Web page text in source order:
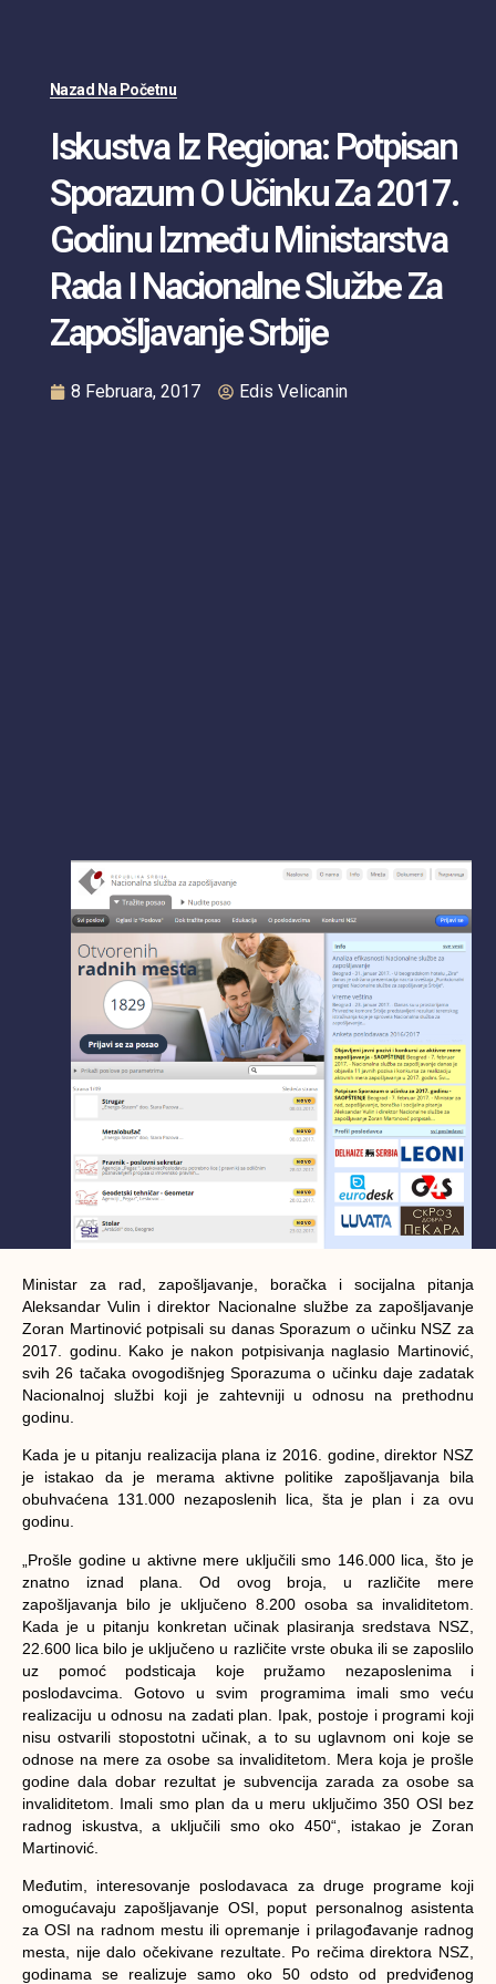
Nazad Na Početnu
Iskustva Iz Regiona: Potpisan
Sporazum O Učinku Za 2017.
Godinu Između Ministarstva
Rada I Nacionalne Službe Za
Zapošljavanje Srbije
8 Februara, 2017 Edis Velicanin
Ministar za rad, zapošljavanje, boračka i socijalna pitanja
Aleksandar Vulin i direktor Nacionalne službe za zapošljavanje
Zoran Martinović potpisali su danas Sporazum o učinku NSZ za
2017. godinu. Kako je nakon potpisivanja naglasio Martinović,
svih 26 tačaka ovogodišnjeg Sporazuma o učinku daje zadatak
Nacionalnoj službi koji je zahtevniji u odnosu na prethodnu
godinu.
Kada je u pitanju realizacija plana iz 2016. godine, direktor NSZ
je istakao da je merama aktivne politike zapošljavanja bila
obuhvaćena 131.000 nezaposlenih lica, šta je plan i za ovu
godinu.
„Prošle godine u aktivne mere uključili smo 146.000 lica, što je
znatno iznad plana. Od ovog broja, u različite mere
zapošljavanja bilo je uključeno 8.200 osoba sa invaliditetom.
Kada je u pitanju konkretan učinak plasiranja sredstava NSZ,
22.600 lica bilo je uključeno u različite vrste obuka ili se zaposlilo
uz pomoć podsticaja koje pružamo nezaposlenima i
poslodavcima. Gotovo u svim programima imali smo veću
realizaciju u odnosu na zadati plan. Ipak, postoje i programi koji
nisu ostvarili stopostotni učinak, a to su uglavnom oni koje se
odnose na mere za osobe sa invaliditetom. Mera koja je prošle
godine dala dobar rezultat je subvencija zarada za osobe sa
invaliditetom. Imali smo plan da u meru uključimo 350 OSI bez
radnog iskustva, a uključili smo oko 450“, istakao je Zoran
Martinović.
Međutim, interesovanje poslodavaca za druge programe koji
omogućavaju zapošljavanje OSI, poput personalnog asistenta
za OSI na radnom mestu ili opremanje i prilagođavanje radnog
mesta, nije dalo očekivane rezultate. Po rečima direktora NSZ,
godinama se realizuje samo oko 50 odsto od predviđenog